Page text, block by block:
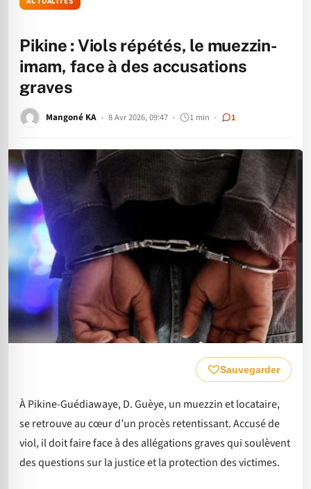
Pikine : Viols répétés, le muezzin-
imam, face à des accusations
graves
Mangoné KA 8 Avr 2026, 09:47 1 min 1
Sauvegarder
À Pikine-Guédiawaye, D. Guèye, un muezzin et locataire,
se retrouve au cœur d’un procès retentissant. Accusé de
viol, il doit faire face à des allégations graves qui soulèvent
des questions sur la justice et la protection des victimes.